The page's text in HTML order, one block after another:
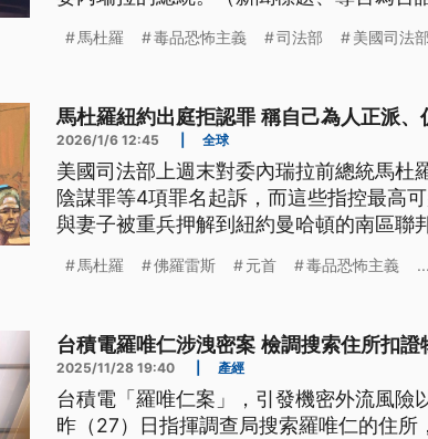
馬杜羅 毒品恐怖主義 司法部 美國司法部
馬杜羅紐約出庭拒認罪 稱自己為人正派、
2026/1/6 12:45 全球
美國司法部上週末對委內瑞拉前總統馬
陰謀罪等4項罪名起訴，而這些指控最高
與妻子被重兵押解到紐約曼哈頓的南區聯
馬杜羅 佛羅雷斯 元首 毒品恐怖主義 ...
台積電羅唯仁涉洩密案 檢調搜索住所扣證
2025/11/28 19:40 產經
台積電「羅唯仁案」，引發機密外流風險
昨（27）日指揮調查局搜索羅唯仁的住